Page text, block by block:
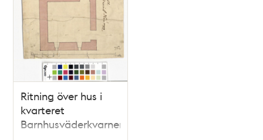
Ritning över hus i
kvarteret
Barnhusväderkvarnen